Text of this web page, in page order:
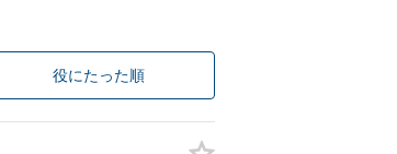
役にたった順